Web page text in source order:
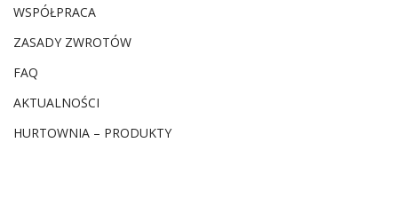
WSPÓŁPRACA
ZASADY ZWROTÓW
FAQ
AKTUALNOŚCI
HURTOWNIA – PRODUKTY